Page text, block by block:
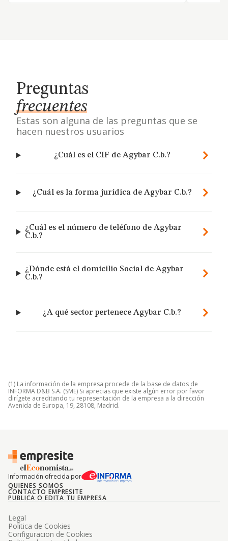
Preguntas
frecuentes
Estas son alguna de las preguntas que se
hacen nuestros usuarios
¿Cuál es el CIF de Agybar C.b.?
¿Cuál es la forma jurídica de Agybar C.b.?
¿Cuál es el número de teléfono de Agybar
C.b.?
¿Dónde está el domicilio Social de Agybar
C.b.?
¿A qué sector pertenece Agybar C.b.?
(1) La información de la empresa procede de la base de datos de
INFORMA D&B S.A. (SME) Si aprecias que existe algún error por favor
dirígete acreditando tu representación de la empresa a la dirección
Avenida de Europa, 19, 28108, Madrid.
Información ofrecida por
QUIENES SOMOS
CONTACTO EMPRESITE
PUBLICA O EDITA TU EMPRESA
Legal
Politica de Cookies
Configuracion de Cookies